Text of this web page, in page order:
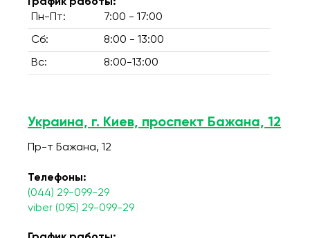
Пн-Пт:
7:00 - 17:00
Сб: 8:00 - 13:00
Вс: 8:00-13:00
Украина, г. Киев, проспект Бажана, 12
Пр-т Бажана, 12
Телефоны:
(044) 29-099-29
viber (095) 29-099-29